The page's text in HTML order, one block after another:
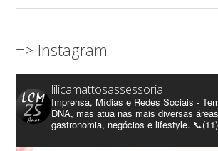
=> Instagram
lilicamattosassessoria
Imprensa, Mídias e Redes Sociais -
DNA, mas atua nas mais diversas
gastronomia, negócios e lifestyle.